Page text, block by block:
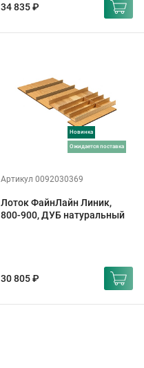
34 835 ₽
Новинка
ожидается поставка
Артикул 0092030369
Лоток ФайнЛайн Линик,
800-900, ДУБ натуральный
30 805 ₽